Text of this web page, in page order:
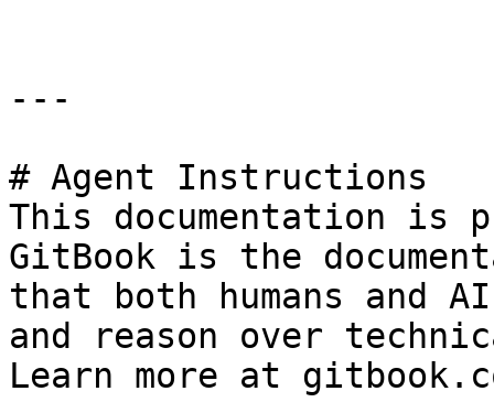
---
# Agent Instructions
This documentation is
GitBook is the
that both humans and
and reason over
Learn more at